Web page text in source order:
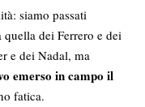
siamo passati
quella dei Ferrero e dei
e dei Nadal, ma
emerso in campo il
fatica.